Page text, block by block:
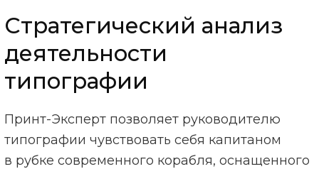
Стратегический анализ
деятельности
типографии
Принт-Эксперт позволяет руководителю
типографии чувствовать себя капитаном
в рубке современного корабля, оснащенного